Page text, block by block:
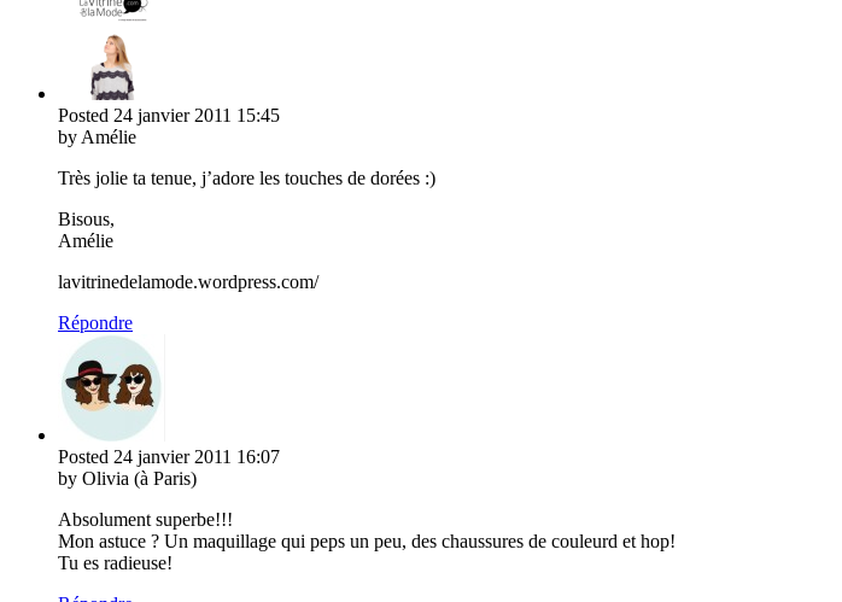
Posted 24 janvier 2011 15:45
by Amélie
Très jolie ta tenue, j’adore les touches de dorées :)
Bisous,
Amélie
lavitrinedelamode.wordpress.com/
Répondre
Posted 24 janvier 2011 16:07
by Olivia (à Paris)
Absolument superbe!!!
Mon astuce ? Un maquillage qui peps un peu, des chaussures de couleurd et hop!
Tu es radieuse!